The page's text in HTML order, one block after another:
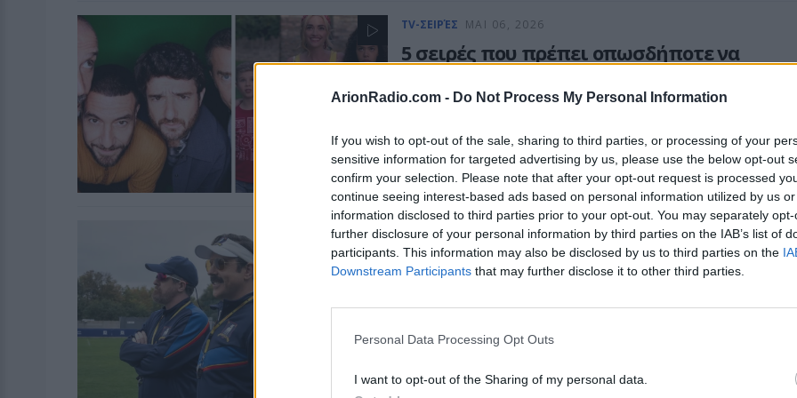
ArionRadio.com - Do Not Process My Personal Information
If you wish to opt-out of the sale, sharing to third parties, or processing of your
sensitive information for targeted advertising by us, please use the below opt-out
confirm your selection. Please note that after your opt-out request is processed
continue seeing interest-based ads based on personal information utilized by us
information disclosed to third parties prior to your opt-out. You may separately
further disclosure of your personal information by third parties on the IAB’s list of
participants. This information may also be disclosed by us to third parties on the
Downstream Participants that may further disclose it to other third parties.
Personal Data Processing Opt Outs
I want to opt-out of the Sharing of my personal data.
TV-ΣΕΙΡΈΣ ΜΑΙ 06, 2026
5 σειρές που πρέπει οπωσδήποτε να
στερεοτύπων
ΠΕΤΡΟΣ ΚΑΛΟΓΕΡΑΣ
TV-ΣΕΙΡΈΣ ΑΠΡ 29, 2026
Ted Lasso Season 4: Αποκαλύφθηκε το
πρώτο trailer για τη μεγάλη επιστροφή του
Ted
Επιτέλους...
ΠΕΤΡΟΣ ΚΑΛΟΓΕΡΑΣ